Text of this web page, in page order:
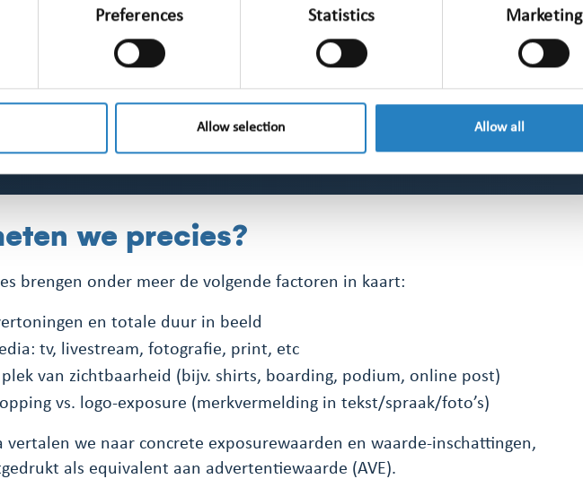
Preferences Statistics Marketing
Allow selection Allow all
en virtuele
we precies?
brengen onder meer de volgende factoren in kaart:
en totale duur in beeld
tv, livestream, fotografie, print, etc
plek van zichtbaarheid (bijv. shirts, boarding, podium, online post)
vs. logo-exposure (merkvermelding in tekst/spraak/foto’s)
vertalen we naar concrete exposurewaarden en waarde-inschattingen,
als equivalent aan advertentiewaarde (AVE).